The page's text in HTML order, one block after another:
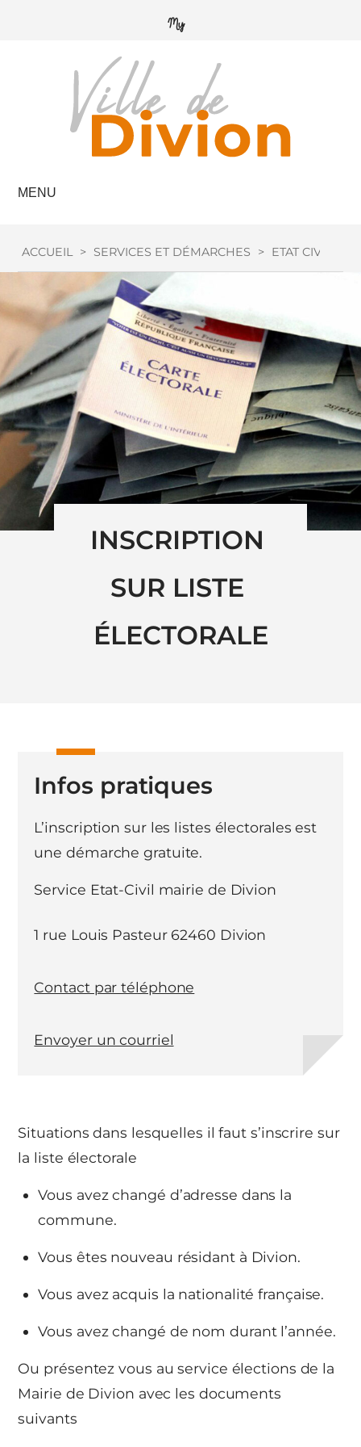
MENU
ACCUEIL > SERVICES ET DÉMARCHES > ETAT CIVIL
INSCRIPTION
SUR LISTE
ÉLECTORALE
Situations dans lesquelles il faut s’inscrire sur
la liste électorale
Vous avez changé d’adresse dans la
commune.
Vous êtes nouveau résidant à Divion.
Vous avez acquis la nationalité française.
Vous avez changé de nom durant l’année.
Ou présentez vous au service élections de la
Mairie de Divion avec les documents
suivants
Infos pratiques
L’inscription sur les listes électorales est
une démarche gratuite.
Service Etat-Civil mairie de Divion
1 rue Louis Pasteur 62460 Divion
Contact par téléphone
Envoyer un courriel